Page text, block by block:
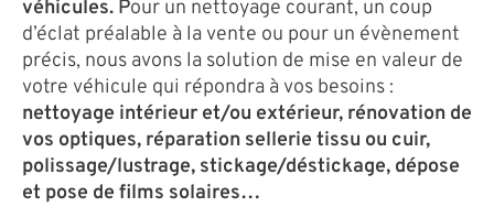
véhicules. Pour un nettoyage courant, un coup
d’éclat préalable à la vente ou pour un évènement
précis, nous avons la solution de mise en valeur de
votre véhicule qui répondra à vos besoins :
nettoyage intérieur et/ou extérieur, rénovation de
vos optiques, réparation sellerie tissu ou cuir,
polissage/lustrage, stickage/déstickage, dépose
et pose de films solaires…